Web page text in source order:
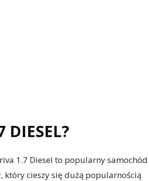
DIESEL?
1.7 Diesel to popularny samochód
który cieszy się dużą popularnością